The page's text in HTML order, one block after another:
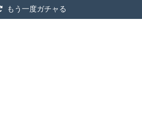
もう一度ガチャる